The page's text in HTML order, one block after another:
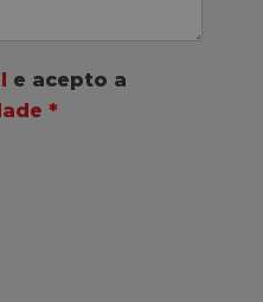
e acepto a
*